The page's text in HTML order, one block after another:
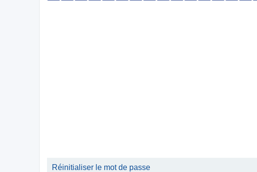
Réinitialiser le mot de passe